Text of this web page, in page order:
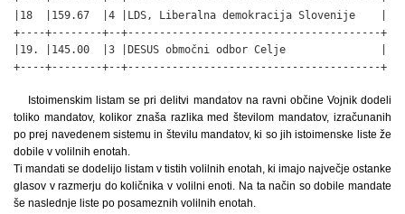
|18  |159.67  |4 |LDS, Liberalna demokracija Slovenije    |
+----+--------+--+----------------------------------------+
|19. |145.00  |3 |DESUS območni odbor Celje               |
+----+--------+--+----------------------------------------+
Istoimenskim listam se pri delitvi mandatov na ravni občine Vojnik dodeli
toliko mandatov, kolikor znaša razlika med številom mandatov, izračunanih
po prej navedenem sistemu in številu mandatov, ki so jih istoimenske liste že
dobile v volilnih enotah.
Ti mandati se dodelijo listam v tistih volilnih enotah, ki imajo največje ostanke
glasov v razmerju do količnika v volilni enoti. Na ta način so dobile mandate
še naslednje liste po posameznih volilnih enotah.